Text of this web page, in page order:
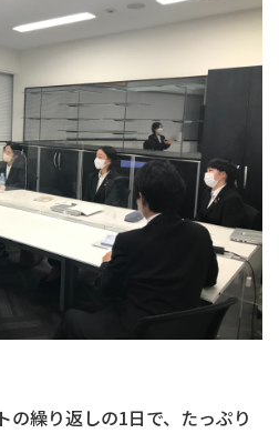
の繰り返しの1日で、たっぷり